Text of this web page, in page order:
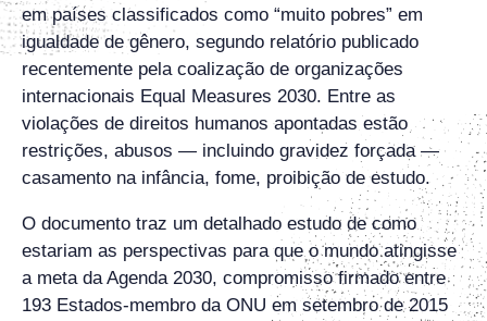
em países classificados como “muito pobres” em
igualdade de gênero, segundo relatório publicado
recentemente pela coalização de organizações
internacionais Equal Measures 2030. Entre as
violações de direitos humanos apontadas estão
restrições, abusos — incluindo gravidez forçada —
casamento na infância, fome, proibição de estudo.
O documento traz um detalhado estudo de como
estariam as perspectivas para que o mundo atingisse
a meta da Agenda 2030, compromisso firmado entre
193 Estados-membro da ONU em setembro de 2015